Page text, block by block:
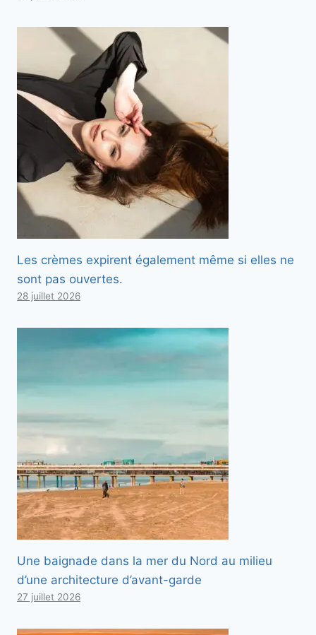
Les crèmes expirent également même si elles ne
sont pas ouvertes.
28 juillet 2026
Une baignade dans la mer du Nord au milieu
d’une architecture d’avant-garde
27 juillet 2026